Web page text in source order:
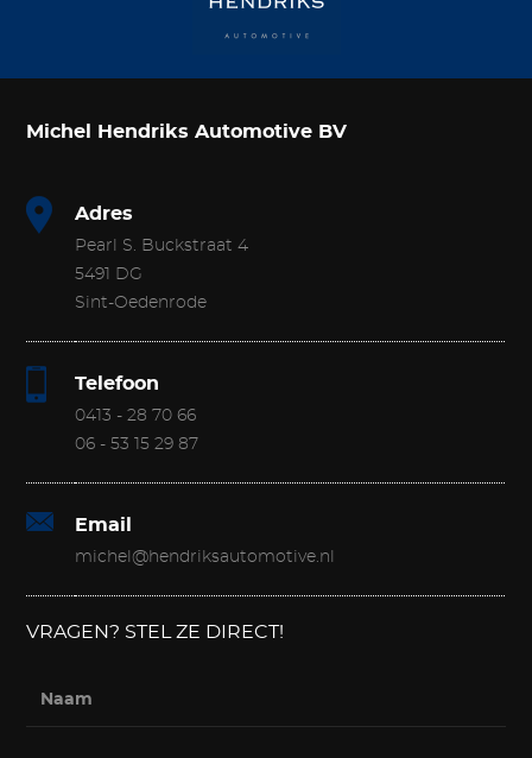
Michel Hendriks Automotive BV
Adres
Pearl S. Buckstraat 4
5491 DG
Sint-Oedenrode
Telefoon
0413 - 28 70 66
06 - 53 15 29 87
Email
michel@hendriksautomotive.nl
VRAGEN? STEL ZE DIRECT!